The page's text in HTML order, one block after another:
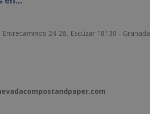
Entrecaminos 24-26, Escúzar 18130 - Granada